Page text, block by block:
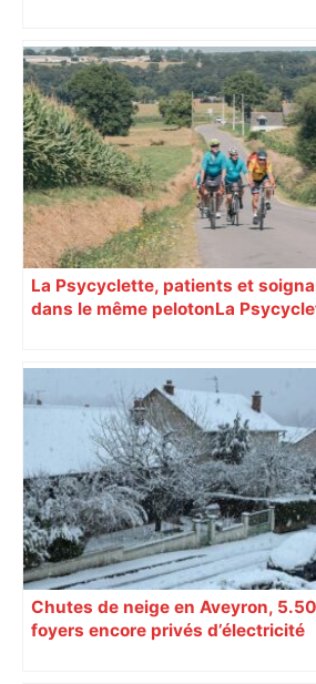
Toulouse. Manger pour 10 euros
marché de Noël, c'est possible :
trois sélections – Actu.fr
La Psycyclette, patients et
dans le même peloton​​​​​​ La
vivant avec des troubles
des soignants et des
« La Croix » a participé en
sa septième édition, du Mont-
Michel à Toulouse.
Chutes de neige en Aveyron,
foyers encore privés d’électricité